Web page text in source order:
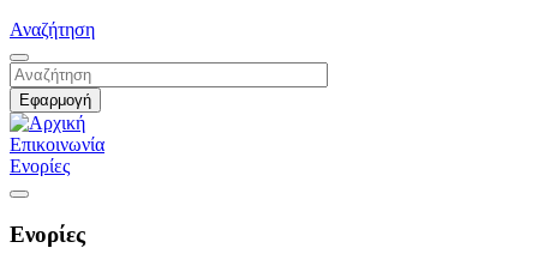
Αναζήτηση
Επικοινωνία
Ενορίες
Ενορίες